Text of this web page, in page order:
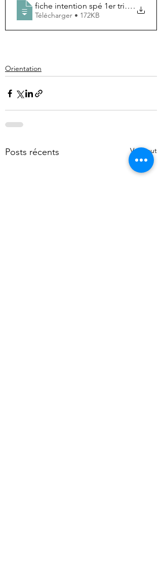
fiche intention spé 1er trimestre
.
Télécharger • 172KB
Orientation
Posts récents Voir tout